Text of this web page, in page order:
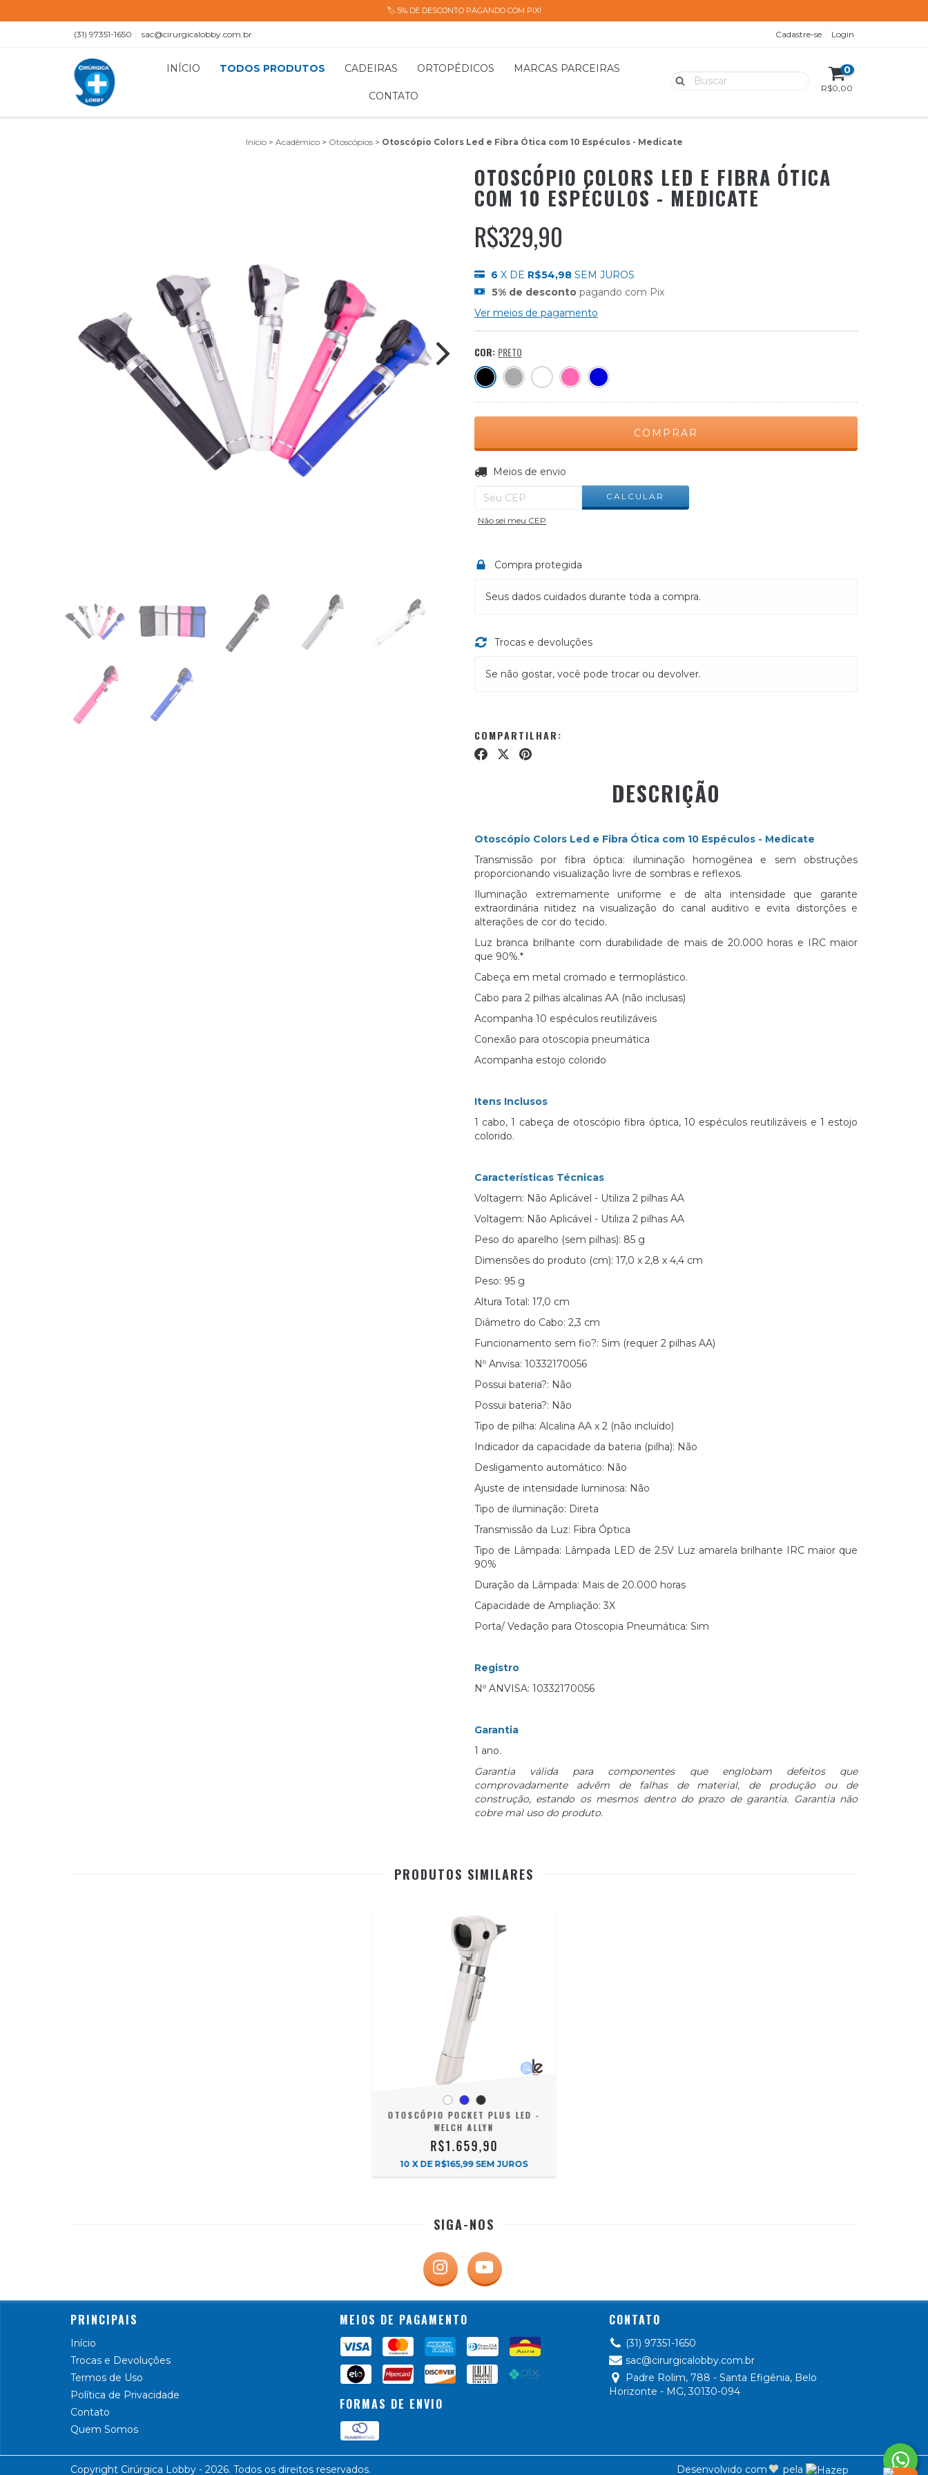
🏷️ 5% DE DESCONTO PAGANDO COM PIX!
(31) 97351-1650 sac@cirurgicalobby.com.br Cadastre-se Login
INÍCIO TODOS PRODUTOS CADEIRAS ORTOPÉDICOS MARCAS PARCEIRAS
CONTATO
0
R$0,00
Início > Acadêmico > Otoscópios > Otoscópio Colors Led e Fibra Ótica com 10 Espéculos - Medicate
OTOSCÓPIO COLORS LED E FIBRA ÓTICA
COM 10 ESPÉCULOS - MEDICATE
R$329,90
6 X DE R$54,98 SEM JUROS
5% de desconto pagando com Pix
Ver meios de pagamento
COR: PRETO
Entregas para o CEP:
Meios de envio
CALCULAR
Não sei meu CEP
Compra protegida
Seus dados cuidados durante toda a compra.
Trocas e devoluções
Se não gostar, você pode trocar ou devolver.
COMPARTILHAR:
DESCRIÇÃO
Otoscópio Colors Led e Fibra Ótica com 10 Espéculos - Medicate
Transmissão por fibra óptica: iluminação homogênea e sem obstruções
proporcionando visualização livre de sombras e reflexos.
Iluminação extremamente uniforme e de alta intensidade que garante
extraordinária nitidez na visualização do canal auditivo e evita distorções e
alterações de cor do tecido.
Luz branca brilhante com durabilidade de mais de 20.000 horas e IRC maior
que 90%.*
Cabeça em metal cromado e termoplástico.
Cabo para 2 pilhas alcalinas AA (não inclusas)
Acompanha 10 espéculos reutilizáveis
Conexão para otoscopia pneumática
Acompanha estojo colorido
Itens Inclusos
1 cabo, 1 cabeça de otoscópio fibra óptica, 10 espéculos reutilizáveis e 1 estojo
colorido.
Características Técnicas
Voltagem: Não Aplicável - Utiliza 2 pilhas AA
Voltagem: Não Aplicável - Utiliza 2 pilhas AA
Peso do aparelho (sem pilhas): 85 g
Dimensões do produto (cm): 17,0 x 2,8 x 4,4 cm
Peso: 95 g
Altura Total: 17,0 cm
Diâmetro do Cabo: 2,3 cm
Funcionamento sem fio?: Sim (requer 2 pilhas AA)
Nº Anvisa: 10332170056
Possui bateria?: Não
Possui bateria?: Não
Tipo de pilha: Alcalina AA x 2 (não incluído)
Indicador da capacidade da bateria (pilha): Não
Desligamento automático: Não
Ajuste de intensidade luminosa: Não
Tipo de iluminação: Direta
Transmissão da Luz: Fibra Óptica
Tipo de Lâmpada: Lâmpada LED de 2.5V Luz amarela brilhante IRC maior que
90%
Duração da Lâmpada: Mais de 20.000 horas
Capacidade de Ampliação: 3X
Porta/ Vedação para Otoscopia Pneumática: Sim
Registro
Nº ANVISA: 10332170056
Garantia
1 ano.
Garantia válida para componentes que englobam defeitos que
comprovadamente advêm de falhas de material, de produção ou de
construção, estando os mesmos dentro do prazo de garantia. Garantia não
cobre mal uso do produto.
PRODUTOS SIMILARES
OTOSCÓPIO POCKET PLUS LED -
WELCH ALLYN
R$1.659,90
10 X DE R$165,99 SEM JUROS
SIGA-NOS
PRINCIPAIS
Início
Trocas e Devoluções
Termos de Uso
Política de Privacidade
Contato
Quem Somos
MEIOS DE PAGAMENTO
FORMAS DE ENVIO
CONTATO
(31) 97351-1650
sac@cirurgicalobby.com.br
Padre Rolim, 788 - Santa Efigênia, Belo
Horizonte - MG, 30130-094
Copyright Cirúrgica Lobby - 2026. Todos os direitos reservados. Desenvolvido com pela